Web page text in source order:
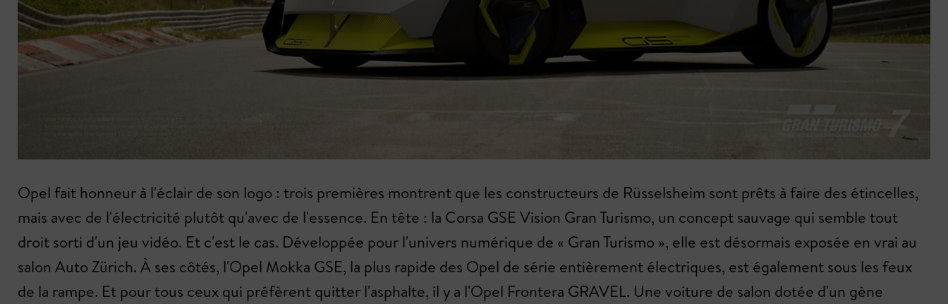
Opel fait honneur à l'éclair de son logo : trois premières montrent que les constructeurs de Rüsselsheim sont prêts à faire des étincelles,
mais avec de l'électricité plutôt qu'avec de l'essence. En tête : la Corsa GSE Vision Gran Turismo, un concept sauvage qui semble tout
droit sorti d'un jeu vidéo. Et c'est le cas. Développée pour l'univers numérique de « Gran Turismo », elle est désormais exposée en vrai au
salon Auto Zürich. À ses côtés, l'Opel Mokka GSE, la plus rapide des Opel de série entièrement électriques, est également sous les feux
de la rampe. Et pour tous ceux qui préfèrent quitter l'asphalte, il y a l'Opel Frontera GRAVEL. Une voiture de salon dotée d'un gène